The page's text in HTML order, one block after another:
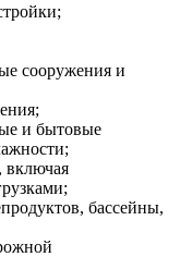
сооружения и
и бытовые
включая
бассейны,